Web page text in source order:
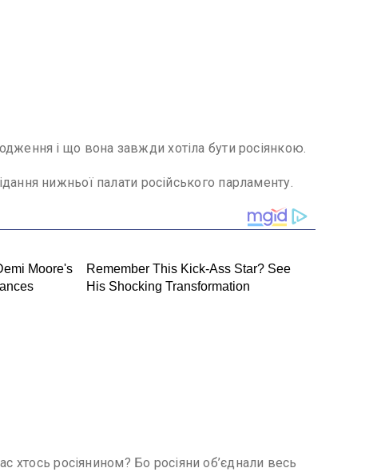
і що вона завжди хотіла бути росіянкою.
нижньої палати російського парламенту.
хтось росіянином? Бо росіяни об’єднали весь